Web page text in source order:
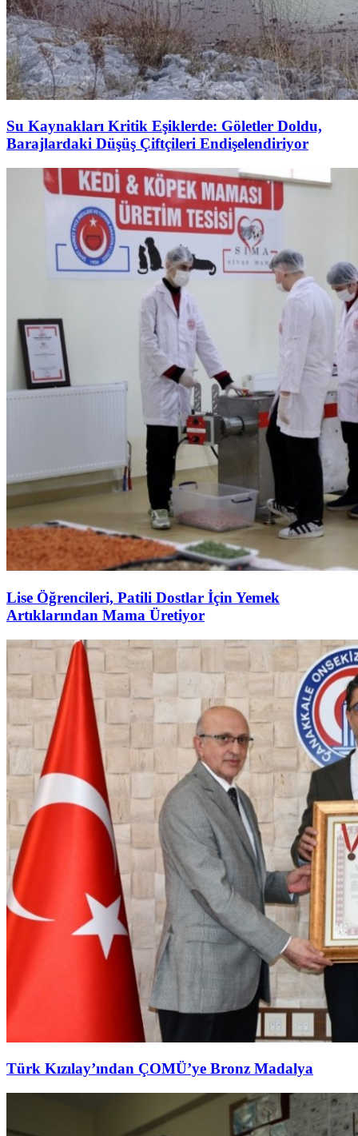
Su Kaynakları Kritik Eşiklerde: Göletler Doldu,
Barajlardaki Düşüş Çiftçileri Endişelendiriyor
Lise Öğrencileri, Patili Dostlar İçin Yemek
Artıklarından Mama Üretiyor
Türk Kızılay’ından ÇOMÜ’ye Bronz Madalya